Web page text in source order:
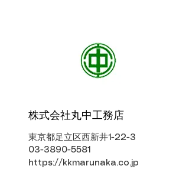
株式会社丸中工務店
東京都足立区西新井1-22-3
03-3890-5581
https://kkmarunaka.co.jp